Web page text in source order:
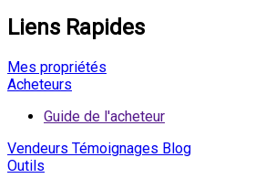
Liens Rapides
Mes propriétés
Acheteurs
Guide de l'acheteur
Vendeurs Témoignages Blog
Outils